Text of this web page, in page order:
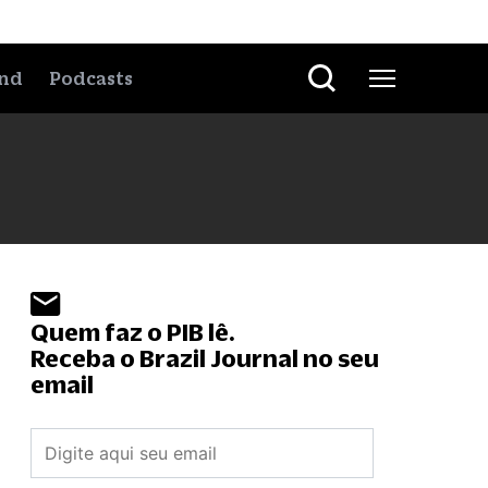
Podcasts
Quem faz o PIB lê.
Receba o Brazil Journal no seu
email